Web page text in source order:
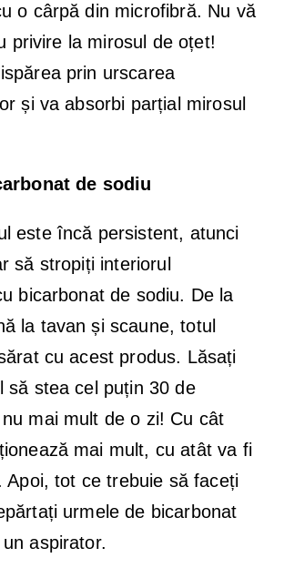
o cârpă din microfibră. Nu vă
privire la mirosul de oțet!
prin urscarea
și va absorbi parțial mirosul
de sodiu
este încă persistent, atunci
să stropiți interiorul
bicarbonat de sodiu. De la
la tavan și scaune, totul
cu acest produs. Lăsați
să stea cel puțin 30 de
mai mult de o zi! Cu cât
mai mult, cu atât va fi
Apoi, tot ce trebuie să faceți
urmele de bicarbonat
aspirator.